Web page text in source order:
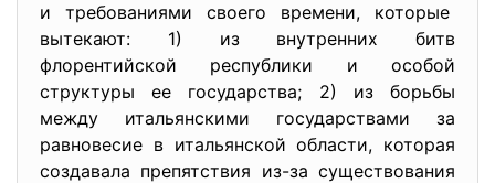
и требованиями своего времени, которые
вытекают: 1) из внутренних битв
флорентийской республики и особой
структуры ее государства; 2) из борьбы
между итальянскими государствами за
равновесие в итальянской области, которая
создавала препятствия из-за существования